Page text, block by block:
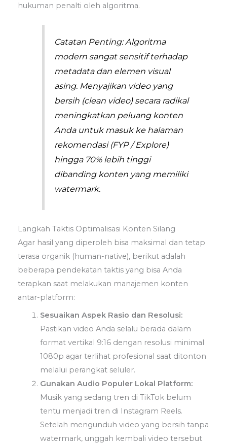
hukuman penalti oleh algoritma.
Catatan Penting: Algoritma
modern sangat sensitif terhadap
metadata dan elemen visual
asing. Menyajikan video yang
bersih (clean video) secara radikal
meningkatkan peluang konten
Anda untuk masuk ke halaman
rekomendasi (FYP / Explore)
hingga 70% lebih tinggi
dibanding konten yang memiliki
watermark.
Langkah Taktis Optimalisasi Konten Silang
Agar hasil yang diperoleh bisa maksimal dan tetap
terasa organik (human-native), berikut adalah
beberapa pendekatan taktis yang bisa Anda
terapkan saat melakukan manajemen konten
antar-platform:
Sesuaikan Aspek Rasio dan Resolusi:
Pastikan video Anda selalu berada dalam
format vertikal 9:16 dengan resolusi minimal
1080p agar terlihat profesional saat ditonton
melalui perangkat seluler.
Gunakan Audio Populer Lokal Platform:
Musik yang sedang tren di TikTok belum
tentu menjadi tren di Instagram Reels.
Setelah mengunduh video yang bersih tanpa
watermark, unggah kembali video tersebut